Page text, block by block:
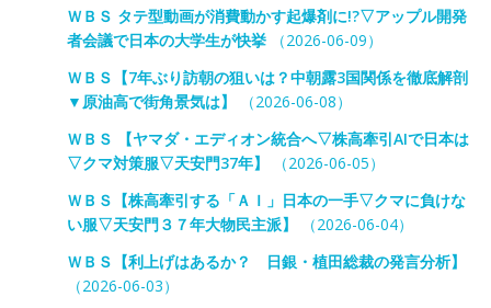
ＷＢＳ タテ型動画が消費動かす起爆剤に!?▽アップル開発
者会議で日本の大学生が快挙（2026-06-09）
ＷＢＳ【7年ぶり訪朝の狙いは？中朝露3国関係を徹底解剖
▼原油高で街角景気は】
（2026-06-08）
ＷＢＳ 【ヤマダ・エディオン統合へ▽株高牽引AIで日本は
▽クマ対策服▽天安門37年】
（2026-06-05）
ＷＢＳ【株高牽引する「ＡＩ」日本の一手▽クマに負けな
い服▽天安門３７年大物民主派】
（2026-06-04）
ＷＢＳ【利上げはあるか？ 日銀・植田総裁の発言分析】
（2026-06-03）